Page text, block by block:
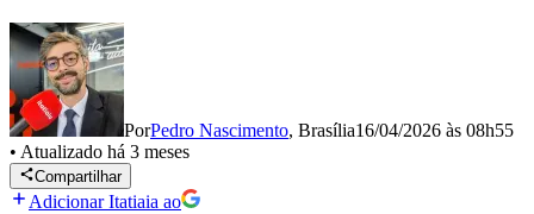
PorPedro Nascimento, Brasília16/04/2026 às 08h55
• Atualizado há 3 meses
Compartilhar
Adicionar Itatiaia ao